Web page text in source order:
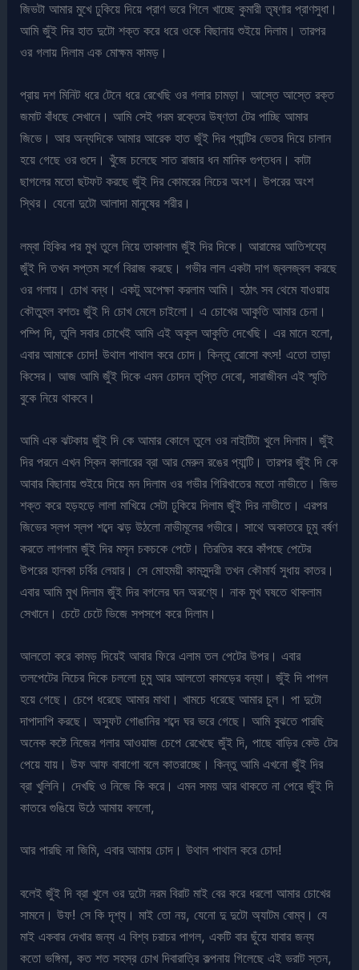
জিভটা আমার মুখে ঢুকিয়ে দিয়ে প্রাণ ভরে গিলে খাচ্ছে কুমারী তৃষ্ণার প্রাণসুধা।
আমি জুঁই দির হাত দুটো শক্ত করে ধরে ওকে বিছানায় শুইয়ে দিলাম। তারপর
ওর গলায় দিলাম এক মোক্ষম কামড়।
প্রায় দশ মিনিট ধরে টেনে ধরে রেখেছি ওর গলার চামড়া। আস্তে আস্তে রক্ত
জমাট বাঁধছে সেখানে। আমি সেই গরম রক্তের উষ্ণতা টের পাচ্ছি আমার
জিভে। আর অন্যদিকে আমার আরেক হাত জুঁই দির প্যান্টির ভেতর দিয়ে চালান
হয়ে গেছে ওর গুদে। খুঁজে চলেছে সাত রাজার ধন মানিক গুপ্তধন। কাটা
ছাগলের মতো ছটফট করছে জুঁই দির কোমরের নিচের অংশ। উপরের অংশ
স্থির। যেনো দুটো আলাদা মানুষের শরীর।
লম্বা হিকির পর মুখ তুলে নিয়ে তাকালাম জুঁই দির দিকে। আরামের আতিশয্যে
জুঁই দি তখন সপ্তম সর্গে বিরাজ করছে। গভীর লাল একটা দাগ জ্বলজ্বল করছে
ওর গলায়। চোখ বন্ধ। একটু অপেক্ষা করলাম আমি। হঠাৎ সব থেমে যাওয়ায়
কৌতুহল বশতঃ জুঁই দি চোখ মেলে চাইলো। এ চোখের আকুতি আমার চেনা।
পম্পি দি, তুলি সবার চোখেই আমি এই অকূল আকুতি দেখেছি। এর মানে হলো,
এবার আমাকে চোদ! উথাল পাথাল করে চোদ। কিন্তু রোসো বৎস! এতো তাড়া
কিসের। আজ আমি জুঁই দিকে এমন চোদন তৃপ্তি দেবো, সারাজীবন এই স্মৃতি
বুকে নিয়ে থাকবে।
আমি এক ঝটকায় জুঁই দি কে আমার কোলে তুলে ওর নাইটিটা খুলে দিলাম। জুঁই
দির পরনে এখন স্কিন কালারের ব্রা আর মেরুন রঙের প্যান্টি। তারপর জুঁই দি কে
আবার বিছানায় শুইয়ে দিয়ে মন দিলাম ওর গভীর গিরিখাতের মতো নাভীতে। জিভ
শক্ত করে হড়হড়ে লালা মাখিয়ে সেটা ঢুকিয়ে দিলাম জুঁই দির নাভীতে। এরপর
জিভের স্লপ স্লপ শব্দে ঝড় উঠলো নাভীমূলের গভীরে। সাথে অকাতরে চুমু বর্ষণ
করতে লাগলাম জুঁই দির মসৃন চকচকে পেটে। তিরতির করে কাঁপছে পেটের
উপরের হালকা চর্বির লেয়ার। সে মোহময়ী কামসুন্দরী তখন কৌমার্য সুধায় কাতর।
এবার আমি মুখ দিলাম জুঁই দির বগলের ঘন অরণ্যে। নাক মুখ ঘষতে থাকলাম
সেখানে। চেটে চেটে ভিজে সপসপে করে দিলাম।
আলতো করে কামড় দিয়েই আবার ফিরে এলাম তল পেটের উপর। এবার
তলপেটের নিচের দিকে চললো চুমু আর আলতো কামড়ের বন্যা। জুঁই দি পাগল
হয়ে গেছে। চেপে ধরেছে আমার মাথা। খামচে ধরেছে আমার চুল। পা দুটো
দাপাদাপি করছে। অস্ফুট গোঙানির শব্দে ঘর ভরে গেছে। আমি বুঝতে পারছি
অনেক কষ্টে নিজের গলার আওয়াজ চেপে রেখেছে জুঁই দি, পাছে বাড়ির কেউ টের
পেয়ে যায়। উফ আফ বাবাগো বলে কাতরাচ্ছে। কিন্তু আমি এখনো জুঁই দির
ব্রা খুলিনি। দেখছি ও নিজে কি করে। এমন সময় আর থাকতে না পেরে জুঁই দি
কাতরে গুঙিয়ে উঠে আমায় বললো,
আর পারছি না জিমি, এবার আমায় চোদ। উথাল পাথাল করে চোদ!
বলেই জুঁই দি ব্রা খুলে ওর দুটো নরম বিরাট মাই বের করে ধরলো আমার চোখের
সামনে। উফ! সে কি দৃশ্য। মাই তো নয়, যেনো দু দুটো অ্যাটম বোম্ব। যে
মাই একবার দেখার জন্য এ বিশ্ব চরাচর পাগল, একটি বার ছুঁয়ে যাবার জন্য
কতো ভঙ্গিমা, কত শত সহস্র চোখ দিবারাত্রি কল্পনায় গিলেছে এই ভরাট স্তন,